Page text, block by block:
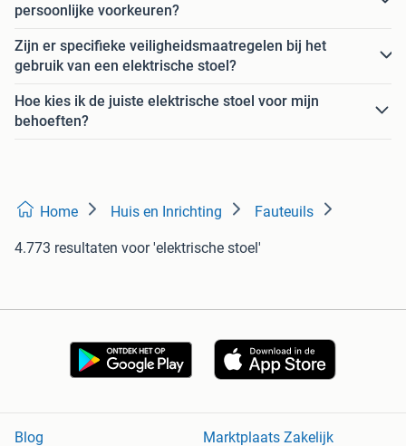
persoonlijke voorkeuren?
Zijn er specifieke veiligheidsmaatregelen bij het
gebruik van een elektrische stoel?
Hoe kies ik de juiste elektrische stoel voor mijn
behoeften?
Home Huis en Inrichting Fauteuils
4.773 resultaten voor 'elektrische stoel'
Blog
Marktplaats Zakelijk